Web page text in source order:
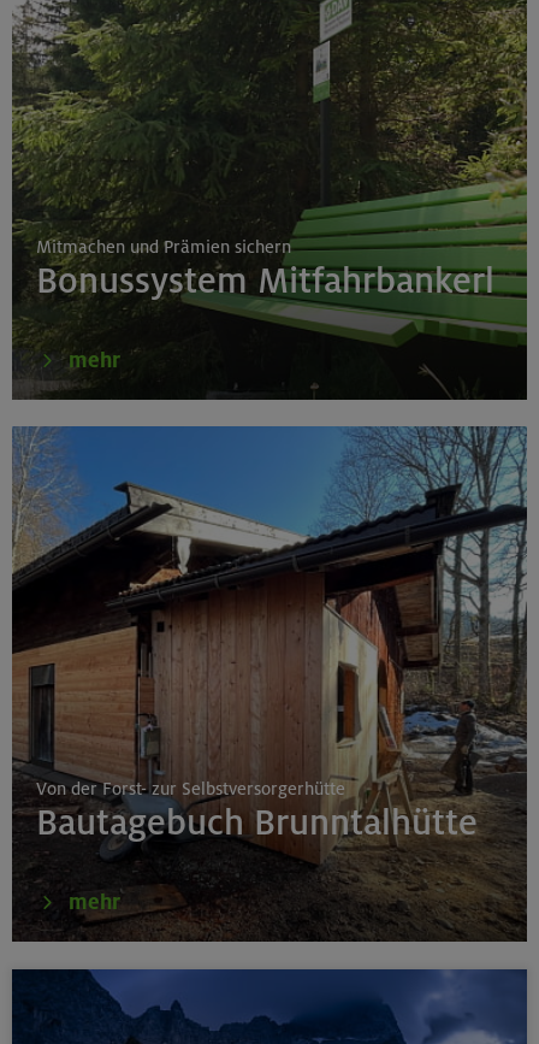
Mitmachen und Prämien sichern
Bonussystem Mitfahrbankerl
mehr
Von der Forst- zur Selbstversorgerhütte
Bautagebuch Brunntalhütte
mehr